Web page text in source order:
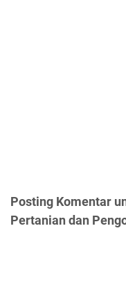
Posting Komentar
Pertanian dan